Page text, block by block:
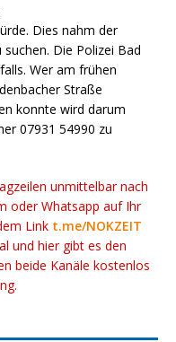
Dies nahm der
Die Polizei Bad
Wer am frühen
Straße
konnte wird darum
07931 54990 zu
unmittelbar nach
oder Whatsapp auf Ihr
Link t.me/NOKZEIT
und hier gibt es den
beide Kanäle kostenlos